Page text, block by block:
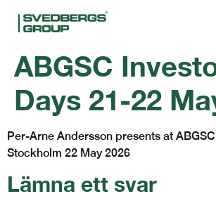
ABGSC
Days 21-22
Per-Arne Andersson presents at
Stockholm 22 May 2026
Lämna ett svar